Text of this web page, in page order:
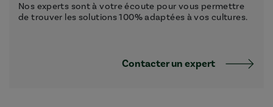
Nos experts sont à votre écoute pour vous permettre
de trouver les solutions 100% adaptées à vos cultures.
Contacter un expert